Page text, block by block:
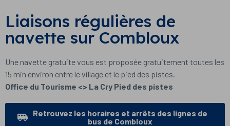
Liaisons régulières de
navette sur Combloux
Une navette gratuite vous est proposée gratuitement toutes les
15 min environ entre le village et le pied des pistes.
Office du Tourisme <> La Cry Pied des pistes
Retrouvez les horaires et arrêts des lignes de
bus de Combloux